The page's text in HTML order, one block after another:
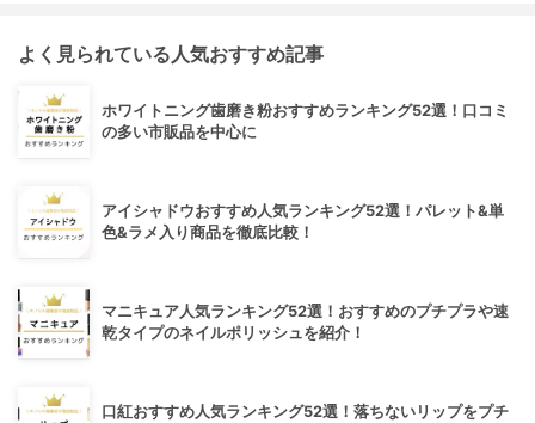
よく見られている人気おすすめ記事
ホワイトニング歯磨き粉おすすめランキング52選！口コミ
の多い市販品を中心に
アイシャドウおすすめ人気ランキング52選！パレット&単
色&ラメ入り商品を徹底比較！
マニキュア人気ランキング52選！おすすめのプチプラや速
乾タイプのネイルポリッシュを紹介！
口紅おすすめ人気ランキング52選！落ちないリップをプチ